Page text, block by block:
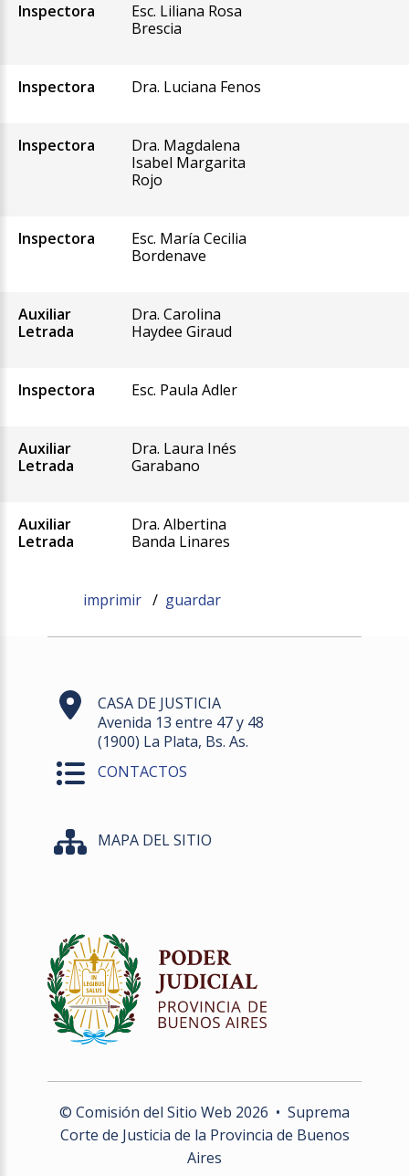
Inspectora
Esc. Liliana Rosa
Brescia
Inspectora Dra. Luciana Fenos
Inspectora
Dra. Magdalena
Isabel Margarita
Rojo
Inspectora
Esc. María Cecilia
Bordenave
Auxiliar
Letrada
Dra. Carolina
Haydee Giraud
Inspectora Esc. Paula Adler
Auxiliar
Letrada
Dra. Laura Inés
Garabano
Auxiliar
Letrada
Dra. Albertina
Banda Linares
imprimir / guardar
CASA DE JUSTICIA
Avenida 13 entre 47 y 48
(1900) La Plata, Bs. As.
CONTACTOS
MAPA DEL SITIO
© Comisión del Sitio Web 2026 • Suprema
Corte de Justicia de la Provincia de Buenos
Aires